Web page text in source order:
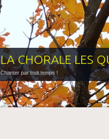
LA CHORALE LES
Chanter par tout temps !